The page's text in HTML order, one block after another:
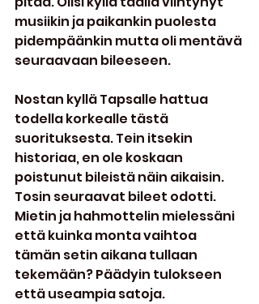
musiikin ja paikankin puolesta
pidempäänkin mutta oli mentävä
seuraavaan bileeseen.
Nostan kyllä Tapsalle hattua
todella korkealle tästä
suorituksesta. Tein itsekin
historiaa, en ole koskaan
poistunut bileistä näin aikaisin.
Tosin seuraavat bileet odotti.
Mietin ja hahmottelin mielessäni
että kuinka monta vaihtoa
tämän setin aikana tullaan
tekemään? Päädyin tulokseen
että useampia satoja.